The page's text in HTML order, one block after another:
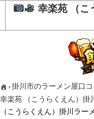
幸楽苑 （こ
›掛川市のラーメン屋口
幸楽苑 （こうらくえん）掛
（こうらくえん）掛川ラー